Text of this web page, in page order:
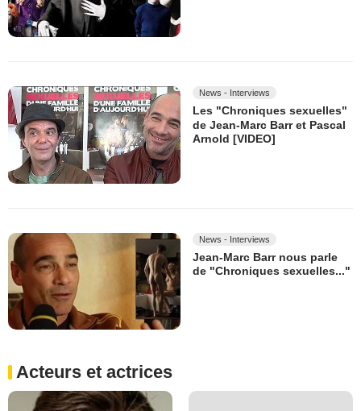
News - Interviews
Les "Chroniques sexuelles"
de Jean-Marc Barr et Pascal
Arnold [VIDEO]
News - Interviews
Jean-Marc Barr nous parle
de "Chroniques sexuelles..."
Acteurs et actrices